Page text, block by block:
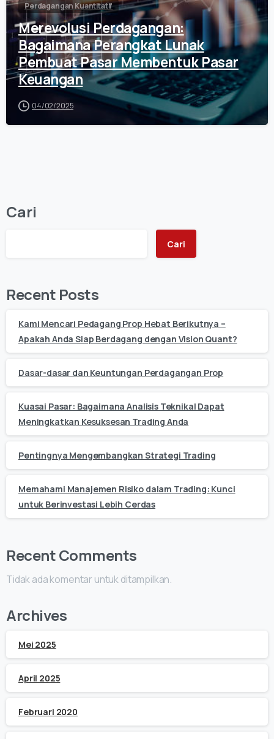
Perdagangan Kuantitatif
Merevolusi Perdagangan:
Bagaimana Perangkat Lunak
Pembuat Pasar Membentuk Pasar
Keuangan
04/02/2025
Cari
Cari
Recent Posts
Kami Mencari Pedagang Prop Hebat Berikutnya –
Apakah Anda Siap Berdagang dengan Vision Quant?
Dasar-dasar dan Keuntungan Perdagangan Prop
Kuasai Pasar: Bagaimana Analisis Teknikal Dapat
Meningkatkan Kesuksesan Trading Anda
Pentingnya Mengembangkan Strategi Trading
Memahami Manajemen Risiko dalam Trading: Kunci
untuk Berinvestasi Lebih Cerdas
Recent Comments
Tidak ada komentar untuk ditampilkan.
Archives
Mei 2025
April 2025
Februari 2020